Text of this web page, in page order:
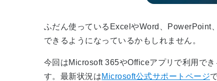
ふだん使っているExcelやWord、PowerPoint
できるようになっているかもしれません。
今回はMicrosoft 365やOfficeアプリで利用で
す。最新状況はMicrosoft公式サポートページ